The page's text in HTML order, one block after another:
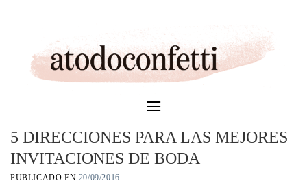
5 DIRECCIONES PARA LAS MEJORES
INVITACIONES DE BODA
PUBLICADO EN 20/09/2016